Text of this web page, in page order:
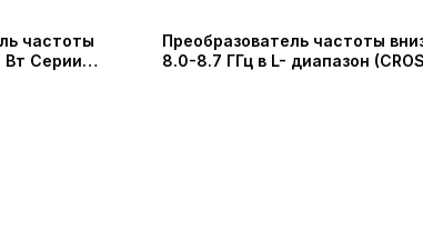
частоты
Вт Серии
Преобразователь частоты
8.0-8.7 ГГц в L- диапазон